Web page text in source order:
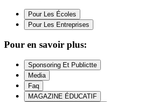
Pour Les Écoles
Pour Les Entreprises
Pour en savoir plus:
Sponsoring Et Publictte
Media
Faq
MAGAZINE ÉDUCATIF